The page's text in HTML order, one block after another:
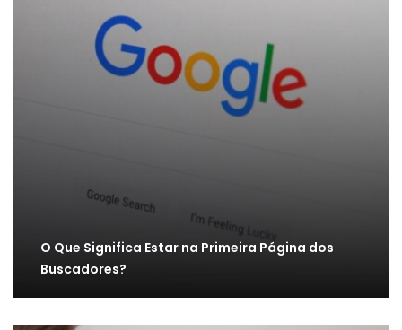
O Que Significa Estar na Primeira Página dos
Buscadores?